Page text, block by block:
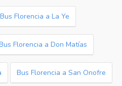
Bus Florencia a La Ye
Florencia a Don Matías
Bus Florencia a San Onofre